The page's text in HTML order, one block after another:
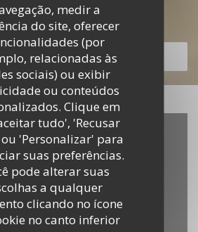
medir a
do site, oferecer
(por
relacionadas às
sociais) ou exibir
ou conteúdos
Clique em
tudo', 'Recusar
'Personalizar' para
suas preferências.
pode alterar suas
a qualquer
clicando no ícone
no canto inferior
o nosso menu
O NOSSO MENU